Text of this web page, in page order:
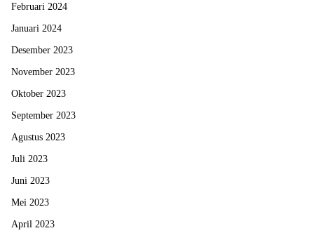
Februari 2024
Januari 2024
Desember 2023
November 2023
Oktober 2023
September 2023
Agustus 2023
Juli 2023
Juni 2023
Mei 2023
April 2023